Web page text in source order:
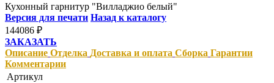
Кухонный гарнитур "Вилладжио белый"
Версия для печати Назад к каталогу
144086 ₽
ЗАКАЗАТЬ
Описание Отделка Доставка и оплата Сборка Гарантии
Комментарии
Артикул